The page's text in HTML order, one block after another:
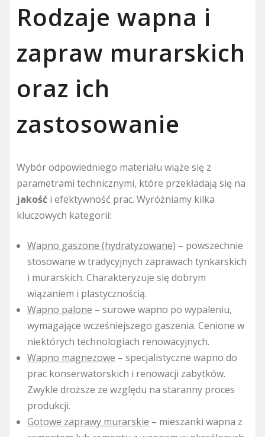
Rodzaje wapna i
zapraw murarskich
oraz ich
zastosowanie
Wybór odpowiedniego materiału wiąże się z
parametrami technicznymi, które przekładają się na
jakość i efektywność prac. Wyróżniamy kilka
kluczowych kategorii:
Wapno gaszone (hydratyzowane) – powszechnie
stosowane w tradycyjnych zaprawach tynkarskich
i murarskich. Charakteryzuje się dobrym
wiązaniem i plastycznością.
Wapno palone – surowe wapno po wypaleniu,
wymagające wcześniejszego gaszenia. Cenione w
niektórych technologiach renowacyjnych.
Wapno magnezowe – specjalistyczne wapno do
prac konserwatorskich i renowacji zabytków.
Zwykle droższe ze względu na staranny proces
produkcji.
Gotowe zaprawy murarskie – mieszanki wapna z